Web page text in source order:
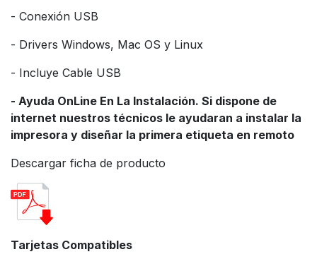
- Conexión USB
- Drivers Windows, Mac OS y Linux
- Incluye Cable USB
- Ayuda OnLine En La Instalación. Si dispone de
internet nuestros técnicos le ayudaran a instalar la
impresora y diseñar la primera etiqueta en remoto
Descargar ficha de producto
Tarjetas Compatibles